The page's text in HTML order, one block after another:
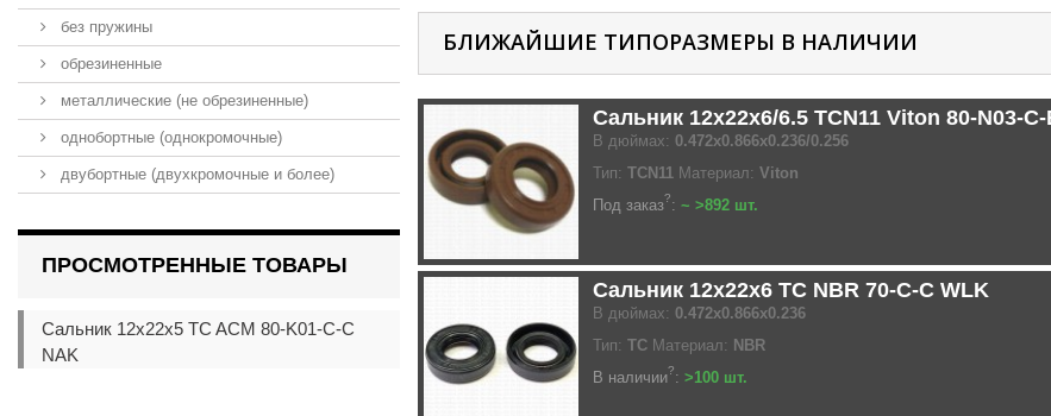
без пружины
обрезиненные
металлические (не обрезиненные)
однобортные (однокромочные)
двубортные (двухкромочные и более)
ПРОСМОТРЕННЫЕ ТОВАРЫ
Сальник 12x22x5 TC ACM 80-K01-C-C
NAK
БЛИЖАЙШИЕ ТИПОРАЗМЕРЫ В НАЛИЧИИ
Сальник 12x22x6/6.5 TCN11 Viton 80-N03-C-
В дюймах: 0.472x0.866x0.236/0.256
Тип: TCN11 Материал: Viton
Под заказ?: ~ >892 шт.
Сальник 12x22x6 TC NBR 70-C-C WLK
В дюймах: 0.472x0.866x0.236
Тип: TC Материал: NBR
В наличии?: >100 шт.